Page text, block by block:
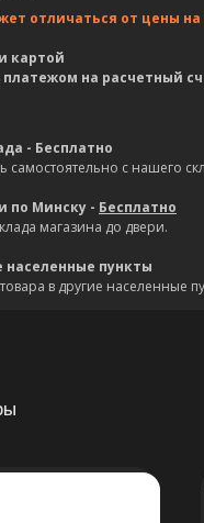
отличаться от цены на
картой
на расчетный
- Бесплатно
самостоятельно с нашего
по Минску - Бесплатно
магазина до двери.
населенные пункты
в другие населенные